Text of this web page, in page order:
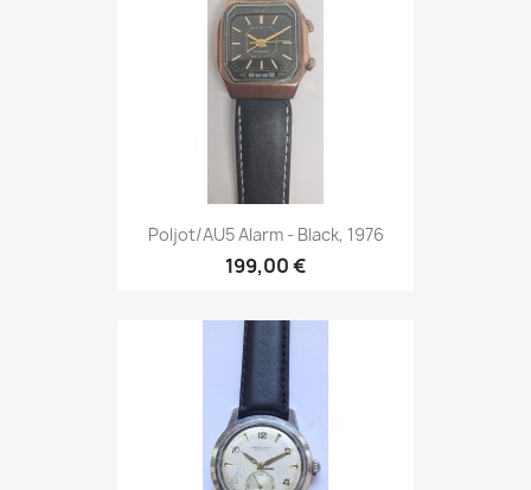
Poljot/AU5 Alarm - Black, 1976
199,00 €